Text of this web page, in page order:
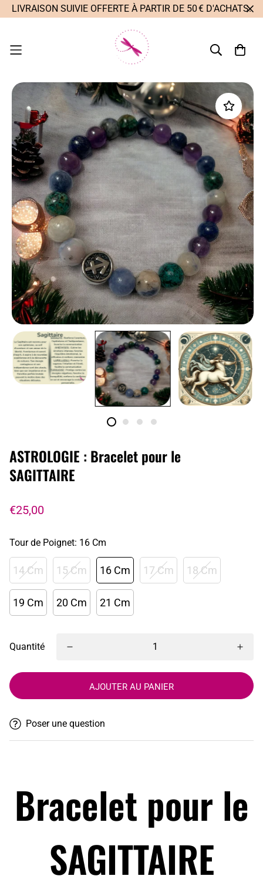
LIVRAISON SUIVIE OFFERTE À PARTIR DE 50 € D'ACHATS.
ASTROLOGIE : Bracelet pour le
SAGITTAIRE
€25,00
Tour de Poignet: 16 Cm
14 Cm 15 Cm 16 Cm 17 Cm 18 Cm
19 Cm 20 Cm 21 Cm
Quantité
AJOUTER AU PANIER
Poser une question
Bracelet pour le
SAGITTAIRE